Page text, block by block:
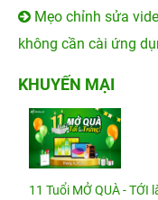
Mẹo chỉnh sửa
không cần cài ứng
KHUYẾN MẠI
11 Tuổi MỞ QUÀ - TỚI